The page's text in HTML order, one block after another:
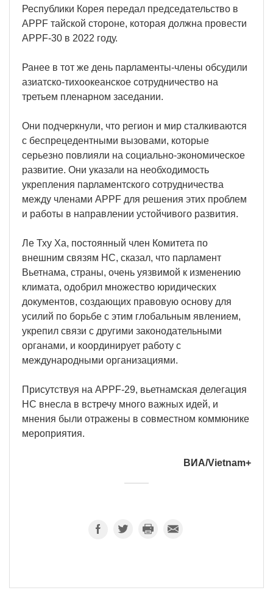
Республики Корея передал председательство в
APPF тайской стороне, которая должна провести
APPF-30 в 2022 году.
Ранее в тот же день парламенты-члены обсудили
азиатско-тихоокеанское сотрудничество на
третьем пленарном заседании.
Они подчеркнули, что регион и мир сталкиваются
с беспрецедентными вызовами, которые
серьезно повлияли на социально-экономическое
развитие. Они указали на необходимость
укрепления парламентского сотрудничества
между членами APPF для решения этих проблем
и работы в направлении устойчивого развития.
Ле Тху Ха, постоянный член Комитета по
внешним связям НС, сказал, что парламент
Вьетнама, страны, очень уязвимой к изменению
климата, одобрил множество юридических
документов, создающих правовую основу для
усилий по борьбе с этим глобальным явлением,
укрепил связи с другими законодательными
органами, и координирует работу с
международными организациями.
Присутствуя на APPF-29, вьетнамская делегация
НС внесла в встречу много важных идей, и
мнения были отражены в совместном коммюнике
мероприятия.
ВИА/Vietnam+